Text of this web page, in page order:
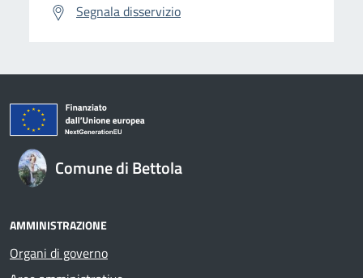
Segnala disservizio
Comune di Bettola
AMMINISTRAZIONE
Organi di governo